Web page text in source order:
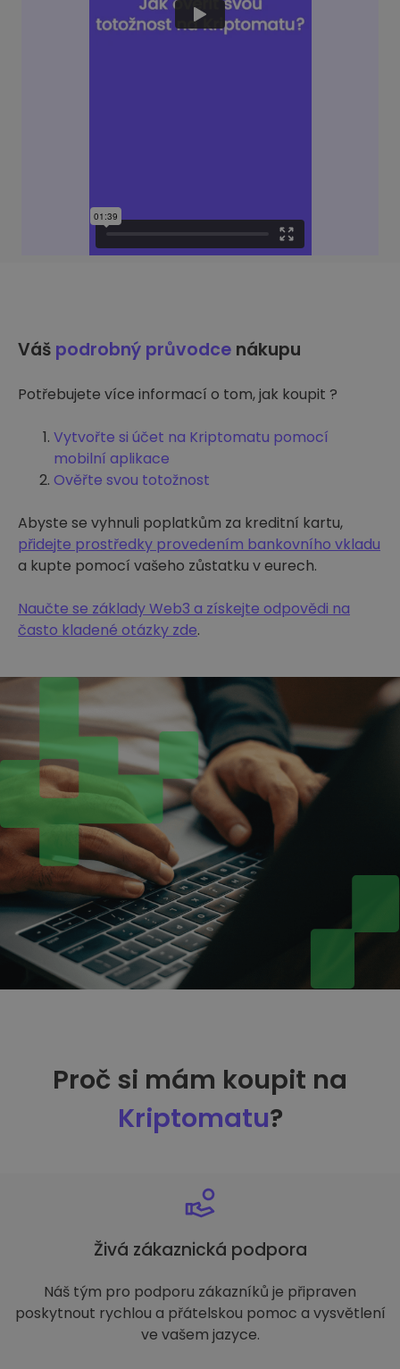
Váš podrobný průvodce nákupu
Potřebujete více informací o tom, jak koupit ?
Vytvořte si účet na Kriptomatu pomocí
mobilní aplikace
Ověřte svou totožnost
Abyste se vyhnuli poplatkům za kreditní kartu,
přidejte prostředky provedením bankovního vkladu
a kupte pomocí vašeho zůstatku v eurech.
Naučte se základy Web3 a získejte odpovědi na
často kladené otázky zde.
Proč si mám koupit na
Kriptomatu?
Živá zákaznická podpora
Náš tým pro podporu zákazníků je připraven
poskytnout rychlou a přátelskou pomoc a vysvětlení
ve vašem jazyce.